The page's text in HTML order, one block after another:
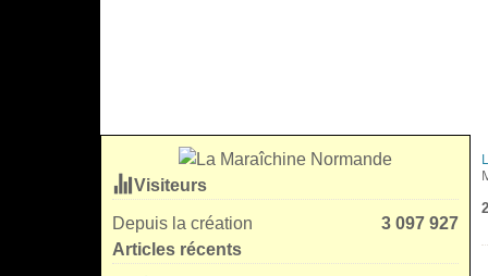
Visiteurs
Depuis la création
3 097 927
Articles récents